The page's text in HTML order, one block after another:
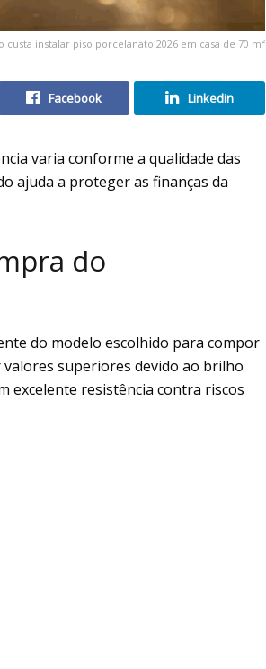
custa instalar piso porcelanato 2026 em casa de 70 m²
Facebook Linkedin
varia conforme a qualidade das
ajuda a proteger as finanças da
do
do modelo escolhido para compor
superiores devido ao brilho
excelente resistência contra riscos